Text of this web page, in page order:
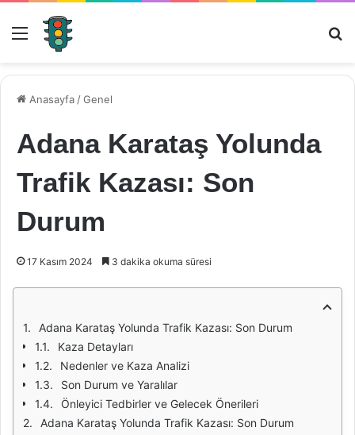
Menü
Anasayfa /Genel
Adana Karataş Yolunda
Trafik Kazası: Son
Durum
17 Kasım 2024 3 dakika okuma süresi
Adana Karataş Yolunda Trafik Kazası: Son Durum
Kaza Detayları
Nedenler ve Kaza Analizi
Son Durum ve Yaralılar
Önleyici Tedbirler ve Gelecek Önerileri
Adana Karataş Yolunda Trafik Kazası: Son Durum